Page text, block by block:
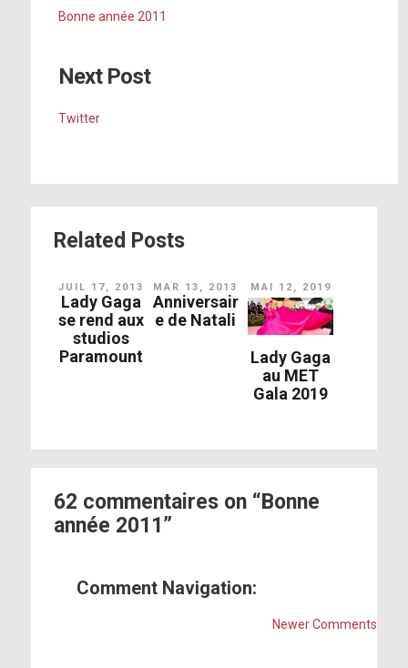
Bonne année 2011
Next Post
Twitter
Related Posts
JUIL 17, 2013
Lady Gaga
se rend aux
studios
Paramount
MAR 13, 2013
Anniversair
e de Natali
MAI 12, 2019
Lady Gaga
au MET
Gala 2019
62 commentaires on “Bonne
année 2011”
Comment Navigation:
Newer Comments